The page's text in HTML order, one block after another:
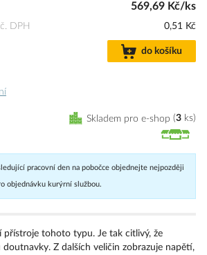
569,69 Kč/ks
DPH 0,51 Kč
do košíku
Skladem pro e-shop 3 ks
pracovní den na pobočce objednejte nejpozději
objednávku kurýrní službou.
přístroje tohoto typu. Je tak citlivý, že
doutnavky. Z dalších veličin zobrazuje napětí,